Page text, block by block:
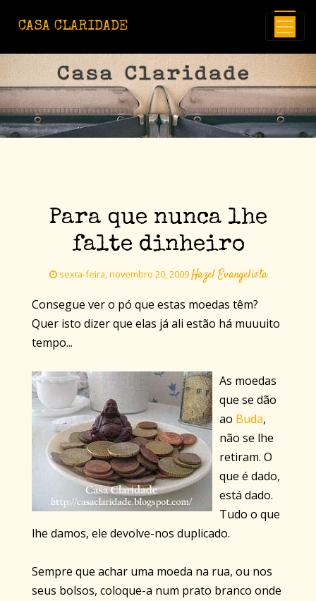
CASA CLARIDADE
Para que nunca lhe
falte dinheiro
sexta-feira, novembro 20, 2009Hazel Evangelista
Consegue ver o pó que estas moedas têm?
Quer isto dizer que elas já ali estão há muuuito
tempo...
As moedas
que se dão
ao Buda,
não se lhe
retiram. O
que é dado,
está dado.
Tudo o que
lhe damos, ele devolve-nos duplicado.
Sempre que achar uma moeda na rua, ou nos
seus bolsos, coloque-a num prato branco onde